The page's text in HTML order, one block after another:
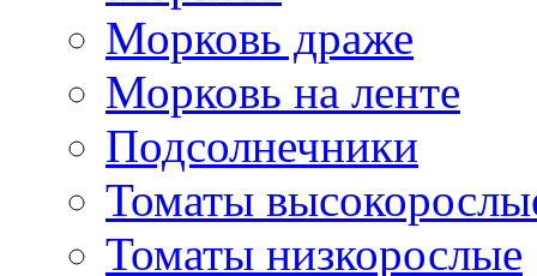
Морковь драже
Морковь на ленте
Подсолнечники
Томаты
Томаты низкорослые